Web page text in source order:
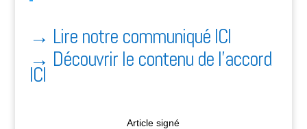
→ Lire notre communiqué ICI
→ Découvrir le contenu de l’accord
ICI
Article signé